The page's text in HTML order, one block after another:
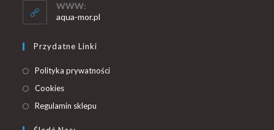
WWW:
aqua-mor.pl
Przydatne Linki
Polityka prywatności
Cookies
Regulamin sklepu